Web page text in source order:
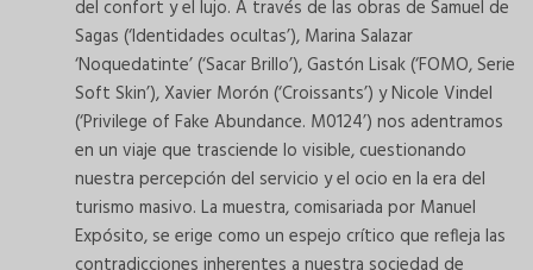
del confort y el lujo. A través de las obras de Samuel de
Sagas (‘Identidades ocultas’), Marina Salazar
‘Noquedatinte’ (‘Sacar Brillo’), Gastón Lisak (‘FOMO, Serie
Soft Skin’), Xavier Morón (‘Croissants’) y Nicole Vindel
(‘Privilege of Fake Abundance. M0124’) nos adentramos
en un viaje que trasciende lo visible, cuestionando
nuestra percepción del servicio y el ocio en la era del
turismo masivo. La muestra, comisariada por Manuel
Expósito, se erige como un espejo crítico que refleja las